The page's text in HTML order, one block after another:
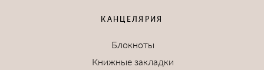
КАНЦЕЛЯРИЯ
Блокноты
Книжные закладки